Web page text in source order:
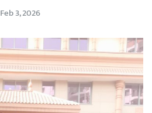
Feb 3, 2026